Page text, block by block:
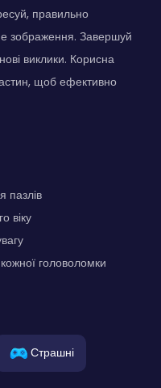
правильно
зображення. Завершуй
виклики. Корисна
щоб ефективно
пазлів
віку
головоломки
Страшні